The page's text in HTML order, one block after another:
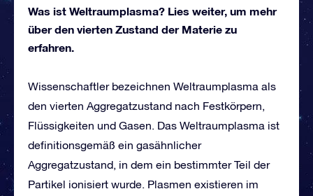
Was ist Weltraumplasma? Lies weiter, um mehr
über den vierten Zustand der Materie zu
erfahren.
Wissenschaftler bezeichnen Weltraumplasma als
den vierten Aggregatzustand nach Festkörpern,
Flüssigkeiten und Gasen. Das Weltraumplasma ist
definitionsgemäß ein gasähnlicher
Aggregatzustand, in dem ein bestimmter Teil der
Partikel ionisiert wurde. Plasmen existieren im